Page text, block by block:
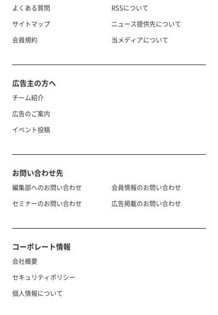
よくある質問
サイトマップ
会員規約
RSSについて
ニュース提供先について
当メディアについて
広告主の方へ
チーム紹介
広告のご案内
イベント投稿
お問い合わせ先
編集部へのお問い合わせ
セミナーのお問い合わせ
会員情報のお問い合わせ
広告掲載のお問い合わせ
コーポレート情報
会社概要
セキュリティポリシー
個人情報について